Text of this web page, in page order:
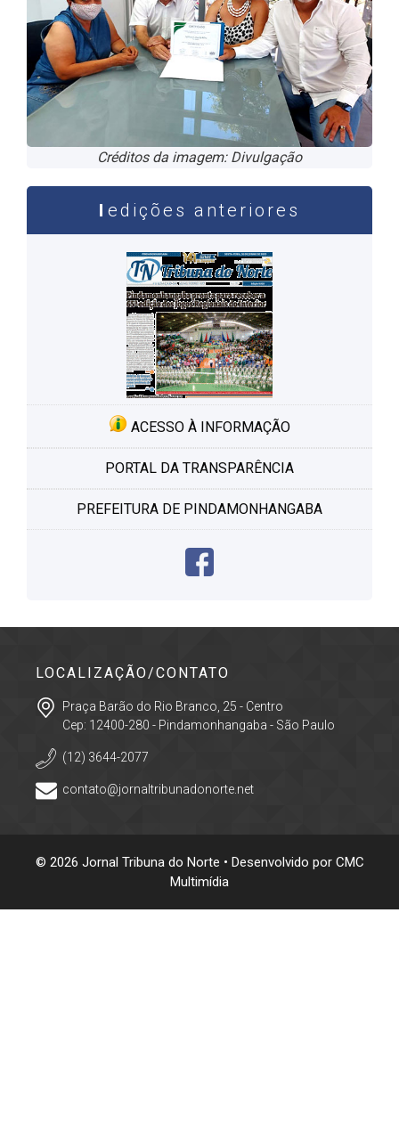
Créditos da imagem: Divulgação
edições anteriores
ACESSO À INFORMAÇÃO
PORTAL DA TRANSPARÊNCIA
PREFEITURA DE PINDAMONHANGABA
LOCALIZAÇÃO/CONTATO
Praça Barão do Rio Branco, 25 - Centro
Cep: 12400-280 - Pindamonhangaba - São Paulo
(12) 3644-2077
contato@jornaltribunadonorte.net
© 2026 Jornal Tribuna do Norte • Desenvolvido por CMC
Multimídia